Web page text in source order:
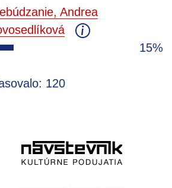
Andrea
15%
120